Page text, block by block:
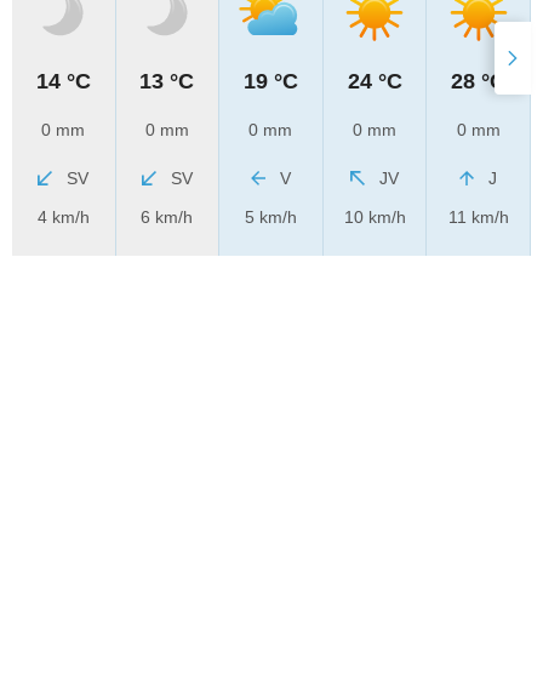
14 °C
0 mm
SV
4 km/h
13 °C
0 mm
SV
6 km/h
19 °C
0 mm
V
5 km/h
24 °C
0 mm
JV
10 km/h
28 °C
0 mm
J
11 km/h